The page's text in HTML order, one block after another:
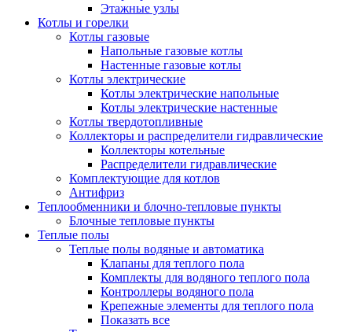
Этажные узлы
Котлы и горелки
Котлы газовые
Напольные газовые котлы
Настенные газовые котлы
Котлы электрические
Котлы электрические напольные
Котлы электрические настенные
Котлы твердотопливные
Коллекторы и распределители гидравлические
Коллекторы котельные
Распределители гидравлические
Комплектующие для котлов
Антифриз
Теплообменники и блочно-тепловые пункты
Блочные тепловые пункты
Теплые полы
Теплые полы водяные и автоматика
Клапаны для теплого пола
Комплекты для водяного теплого пола
Контроллеры водяного пола
Крепежные элементы для теплого пола
Показать все